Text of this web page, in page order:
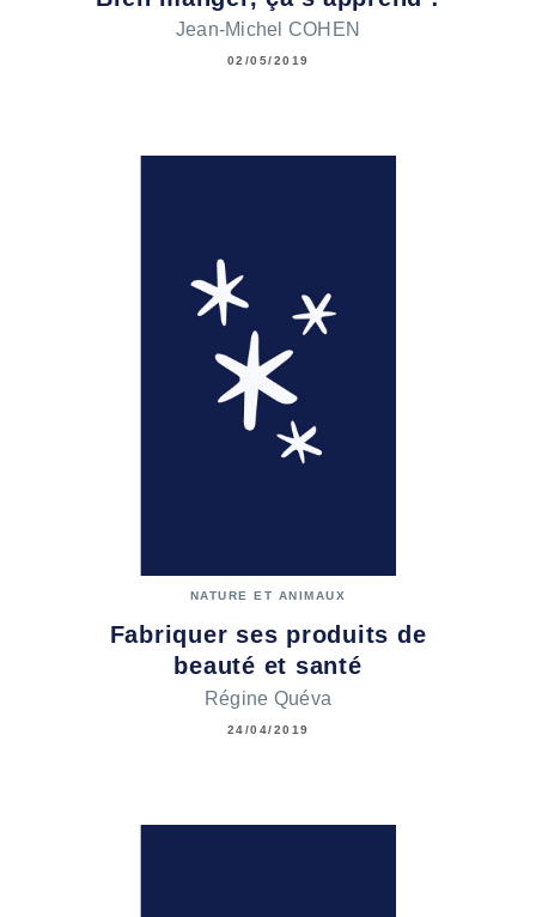
Jean-Michel COHEN
02/05/2019
NATURE ET ANIMAUX
Fabriquer ses produits de
beauté et santé
Régine Quéva
24/04/2019